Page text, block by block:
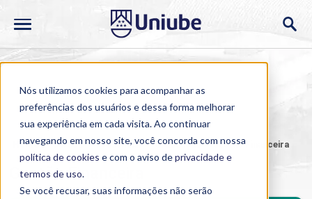
Nós utilizamos cookies para acompanhar as
preferências dos usuários e dessa forma melhorar
sua experiência em cada visita. Ao continuar
navegando em nosso site, você concorda com nossa
política de cookies e com o aviso deprivacidade e
termos de uso.
Se você recusar, suas informações não serão
Home > Cursos > Presencial > Graduação >Gestão Financeira
Gestão Financeira